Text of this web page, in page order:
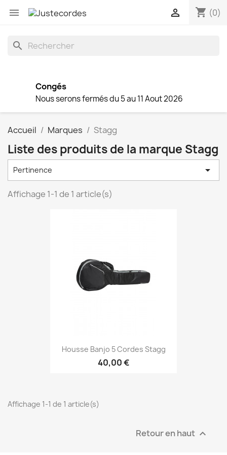
 shopping_cart (0)

search
Congés
Nous serons fermés du 5 au 11 Aout 2026
Accueil Marques Stagg
Liste des produits de la marque Stagg
Pertinence 
Affichage 1-1 de 1 article(s)
Housse Banjo 5 Cordes Stagg
40,00 €
Affichage 1-1 de 1 article(s)
Retour en haut 